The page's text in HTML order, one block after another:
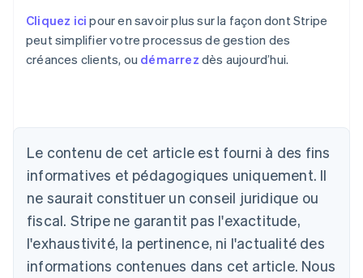
Cliquez ici pour en savoir plus sur la façon dont Stripe
peut simplifier votre processus de gestion des
créances clients, ou démarrez dès aujourd’hui.
Le contenu de cet article est fourni à des fins
informatives et pédagogiques uniquement. Il
ne saurait constituer un conseil juridique ou
fiscal. Stripe ne garantit pas l'exactitude,
l'exhaustivité, la pertinence, ni l'actualité des
informations contenues dans cet article. Nous
DeutschEnglish
English
Autriche
Deutsch English
Belgique
NederlandsFrançaisDeutschEnglish
Brésil